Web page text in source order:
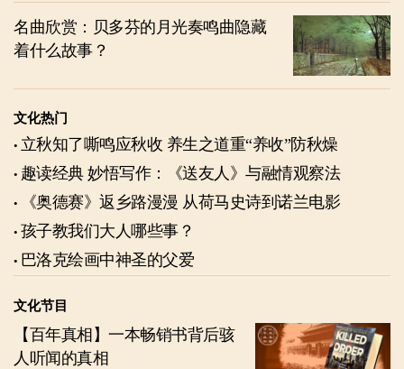
名曲欣赏：贝多芬的月光奏鸣曲隐藏
着什么故事？
文化热门
立秋知了嘶鸣应秋收 养生之道重“养收”防秋燥
趣读经典 妙悟写作：《送友人》与融情观察法
《奥德赛》返乡路漫漫 从荷马史诗到诺兰电影
孩子教我们大人哪些事？
巴洛克绘画中神圣的父爱
文化节目
【百年真相】一本畅销书背后骇
人听闻的真相